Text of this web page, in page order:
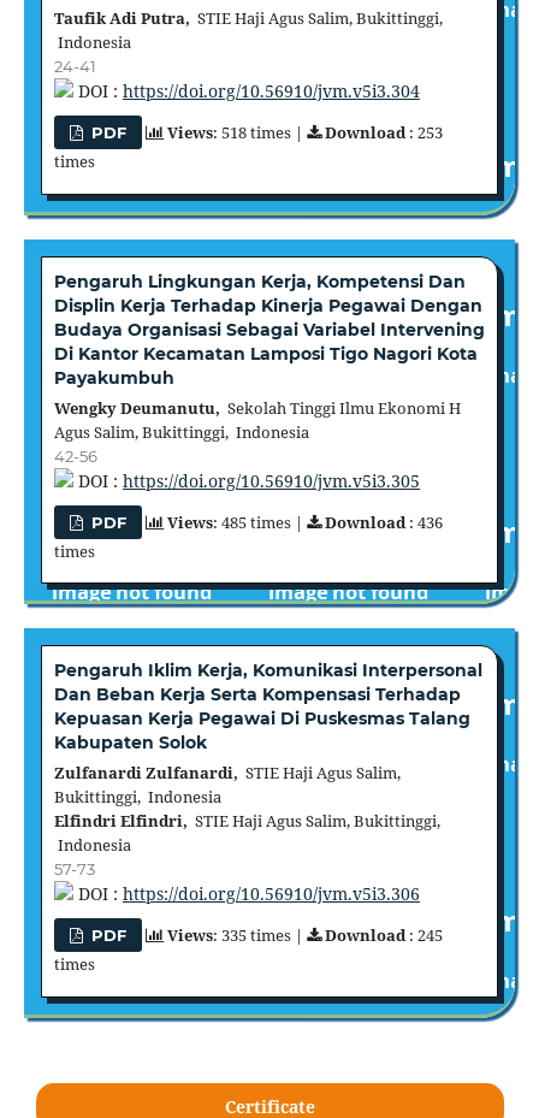
Taufik Adi Putra, STIE Haji Agus Salim, Bukittinggi,
Indonesia
24-41
DOI : https://doi.org/10.56910/jvm.v5i3.304
PDF Views: 518 times | Download: 253
times
Pengaruh Lingkungan Kerja, Kompetensi Dan
Displin Kerja Terhadap Kinerja Pegawai Dengan
Budaya Organisasi Sebagai Variabel Intervening
Di Kantor Kecamatan Lamposi Tigo Nagori Kota
Payakumbuh
Wengky Deumanutu, Sekolah Tinggi Ilmu Ekonomi H
Agus Salim, Bukittinggi, Indonesia
42-56
DOI : https://doi.org/10.56910/jvm.v5i3.305
PDF Views: 485 times | Download : 436
times
Pengaruh Iklim Kerja, Komunikasi Interpersonal
Dan Beban Kerja Serta Kompensasi Terhadap
Kepuasan Kerja Pegawai Di Puskesmas Talang
Kabupaten Solok
Zulfanardi Zulfanardi, STIE Haji Agus Salim,
Bukittinggi, Indonesia
Elfindri Elfindri, STIE Haji Agus Salim, Bukittinggi,
Indonesia
57-73
DOI : https://doi.org/10.56910/jvm.v5i3.306
PDF Views: 335 times | Download: 245
times
Certificate